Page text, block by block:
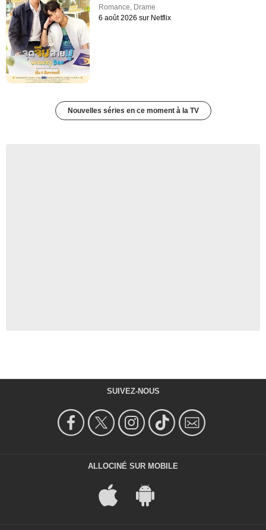
Romance Drame
6 août 2026 sur Netflix
Nouvelles séries en ce moment à la TV
SUIVEZ-NOUS
ALLOCINÉ SUR MOBILE